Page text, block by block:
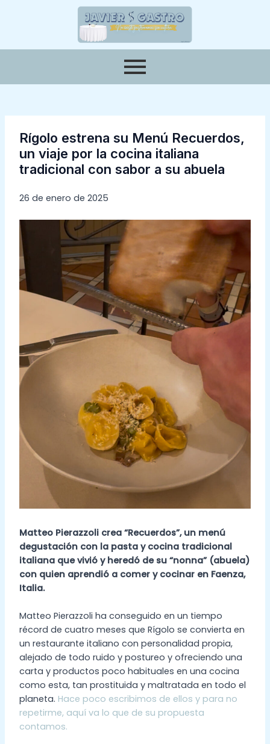
Rígolo estrena su Menú Recuerdos,
un viaje por la cocina italiana
tradicional con sabor a su abuela
26 de enero de 2025
Matteo Pierazzoli crea “Recuerdos”, un menú
degustación con la pasta y cocina tradicional
italiana que vivió y heredó de su “nonna” (abuela)
con quien aprendió a comer y cocinar en Faenza,
Italia.
Matteo Pierazzoli ha conseguido en un tiempo
récord de cuatro meses que Rígolo se convierta en
un restaurante italiano con personalidad propia,
alejado de todo ruido y postureo y ofreciendo una
carta y productos poco habituales en una cocina
como esta, tan prostituida y maltratada en todo el
planeta. Hace poco escribimos de ellos y para no
repetirme, aquí va lo que de su propuesta
contamos.